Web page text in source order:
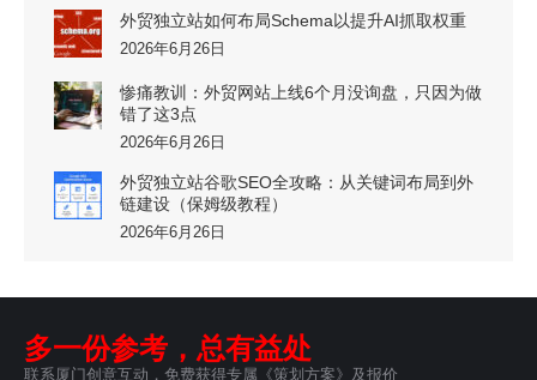
外贸独立站如何布局Schema以提升AI抓取权重
2026年6月26日
惨痛教训：外贸网站上线6个月没询盘，只因为做
错了这3点
2026年6月26日
外贸独立站谷歌SEO全攻略：从关键词布局到外
链建设（保姆级教程）
2026年6月26日
多一份参考，总有益处
联系厦门创意互动，免费获得专属《策划方案》及报价